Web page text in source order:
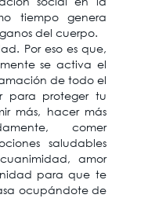
tiempo genera
del cuerpo.
Por eso es que,
se activa el
de todo el
para proteger tu
más, hacer más
comer
saludables
amor
para que te
ocupándote de